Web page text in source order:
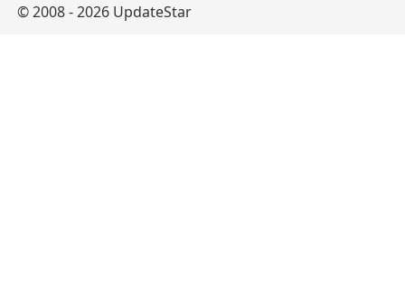
© 2008 - 2026 UpdateStar